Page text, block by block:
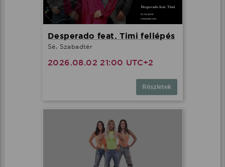
Desperado feat. Timi fellépés
Sé, Szabadtér
2026.08.02 21:00 UTC+2
Részletek